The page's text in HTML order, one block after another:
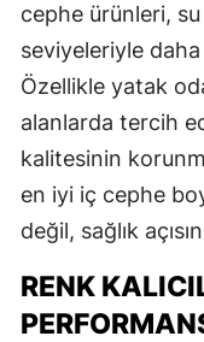
cephe ürünleri, su
seviyeleriyle daha
Özellikle yatak
alanlarda tercih
kalitesinin
en iyi iç cephe
değil, sağlık
RENK